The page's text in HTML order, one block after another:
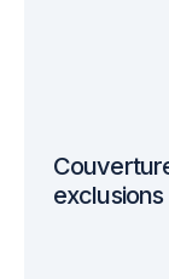
exclusions